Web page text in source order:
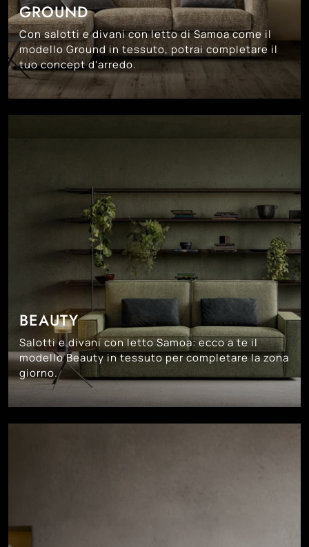
GROUND
Con salotti e divani con letto di Samoa come il
modello Ground in tessuto, potrai completare il
tuo concept d'arredo.
BEAUTY
Salotti e divani con letto Samoa: ecco a te il
modello Beauty in tessuto per completare la zona
giorno.